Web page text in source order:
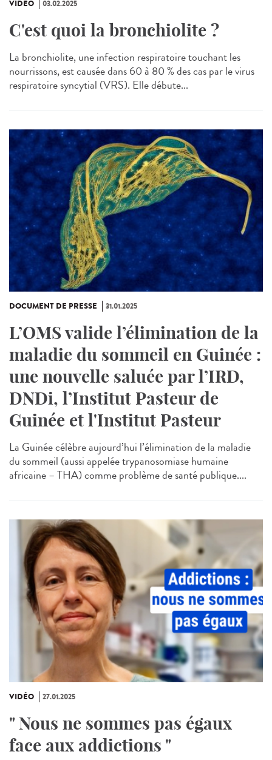
VIDÉO 03.02.2025
C'est quoi la bronchiolite ?
La bronchiolite, une infection respiratoire touchant les
nourrissons, est causée dans 60 à 80 % des cas par le virus
respiratoire syncytial (VRS). Elle débute...
DOCUMENT DE PRESSE 31.01.2025
L’OMS valide l’élimination de la
maladie du sommeil en Guinée :
une nouvelle saluée par l’IRD,
DNDi, l’Institut Pasteur de
Guinée et l'Institut Pasteur
La Guinée célèbre aujourd’hui l’élimination de la maladie
du sommeil (aussi appelée trypanosomiase humaine
africaine – THA) comme problème de santé publique....
VIDÉO 27.01.2025
" Nous ne sommes pas égaux
face aux addictions "